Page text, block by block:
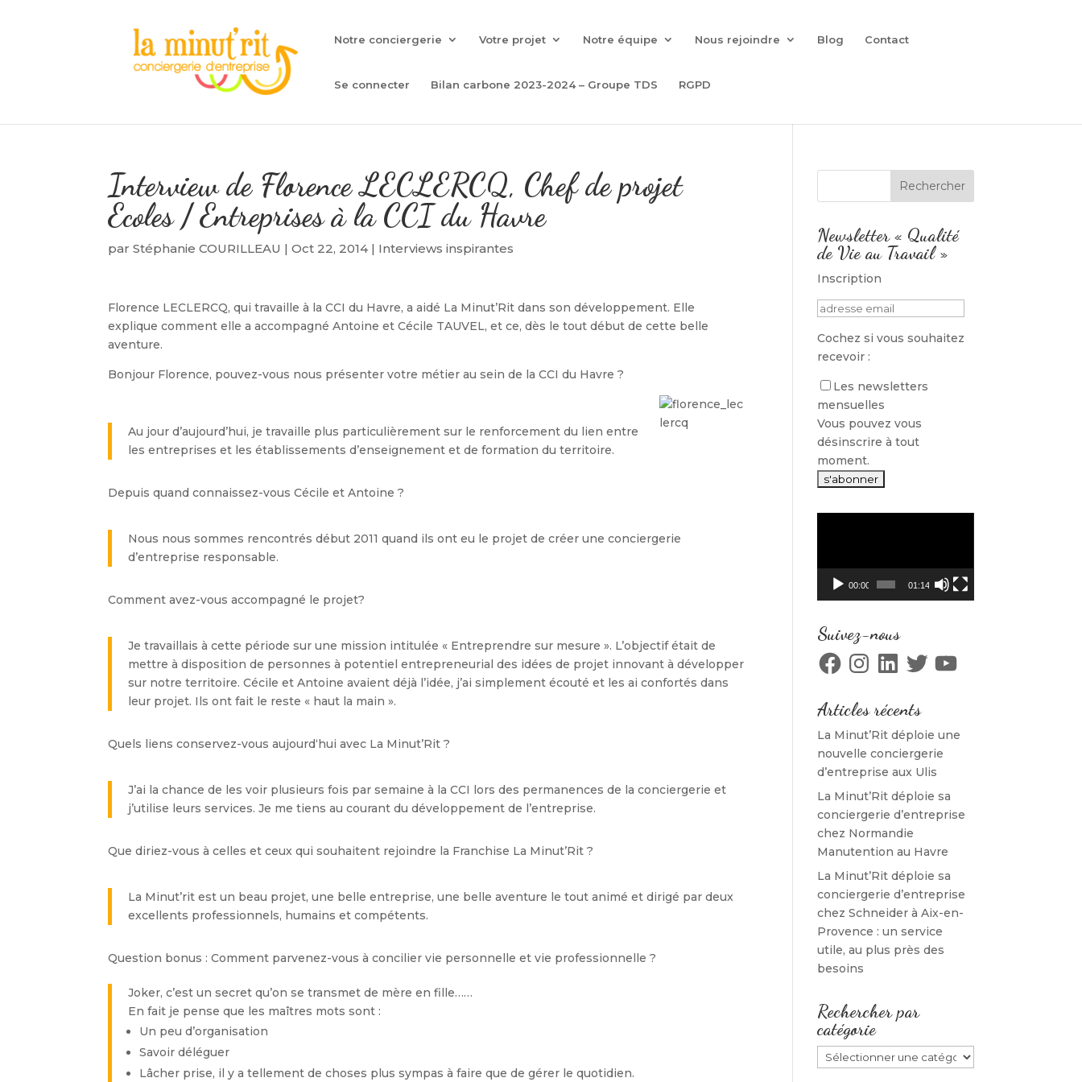
Notre conciergerie Votre projet Notre équipe Nous rejoindre Blog Contact
Se connecter Bilan carbone 2023-2024 – Groupe TDS RGPD
Interview de Florence LECLERCQ, Chef de projet
Ecoles / Entreprises à la CCI du Havre
parStéphanie COURILLEAU |Oct 22, 2014 | Interviews inspirantes
Florence LECLERCQ, qui travaille à la CCI du Havre, a aidé La Minut’Rit dans son développement. Elle
explique comment elle a accompagné Antoine et Cécile TAUVEL, et ce, dès le tout début de cette belle
aventure.
Bonjour Florence, pouvez-vous nous présenter votre métier au sein de la CCI du Havre ?
Au jour d’aujourd’hui, je travaille plus particulièrement sur le renforcement du lien entre
les entreprises et les établissements d’enseignement et de formation du territoire.
Depuis quand connaissez-vous Cécile et Antoine ?
Nous nous sommes rencontrés début 2011 quand ils ont eu le projet de créer une conciergerie
d’entreprise responsable.
Comment avez-vous accompagné le projet?
Je travaillais à cette période sur une mission intitulée « Entreprendre sur mesure ». L’objectif était de
mettre à disposition de personnes à potentiel entrepreneurial des idées de projet innovant à développer
sur notre territoire. Cécile et Antoine avaient déjà l’idée, j’ai simplement écouté et les ai confortés dans
leur projet. Ils ont fait le reste « haut la main ».
Quels liens conservez-vous aujourd‘hui avec La Minut’Rit ?
J’ai la chance de les voir plusieurs fois par semaine à la CCI lors des permanences de la conciergerie et
j’utilise leurs services. Je me tiens au courant du développement de l’entreprise.
Que diriez-vous à celles et ceux qui souhaitent rejoindre la Franchise La Minut’Rit ?
La Minut’rit est un beau projet, une belle entreprise, une belle aventure le tout animé et dirigé par deux
excellents professionnels, humains et compétents.
Question bonus : Comment parvenez-vous à concilier vie personnelle et vie professionnelle ?
Joker, c’est un secret qu’on se transmet de mère en fille……
En fait je pense que les maîtres mots sont :
Un peu d’organisation
Savoir déléguer
Lâcher prise, il y a tellement de choses plus sympas à faire que de gérer le quotidien.
Newsletter « Qualité
de Vie au Travail »
Inscription
Cochez si vous souhaitez
recevoir :
Les newsletters
mensuelles
Vous pouvez vous
désinscrire à tout
moment.
00:00 01:14
Suivez-nous
FacebookInstagramLinkedInTwitterYouTube
Articles récents
La Minut’Rit déploie une
nouvelle conciergerie
d’entreprise aux Ulis
La Minut’Rit déploie sa
conciergerie d’entreprise
chez Normandie
Manutention au Havre
La Minut’Rit déploie sa
conciergerie d’entreprise
chez Schneider à Aix-en-
Provence : un service
utile, au plus près des
besoins
Rechercher par
catégorie
Rechercher
par